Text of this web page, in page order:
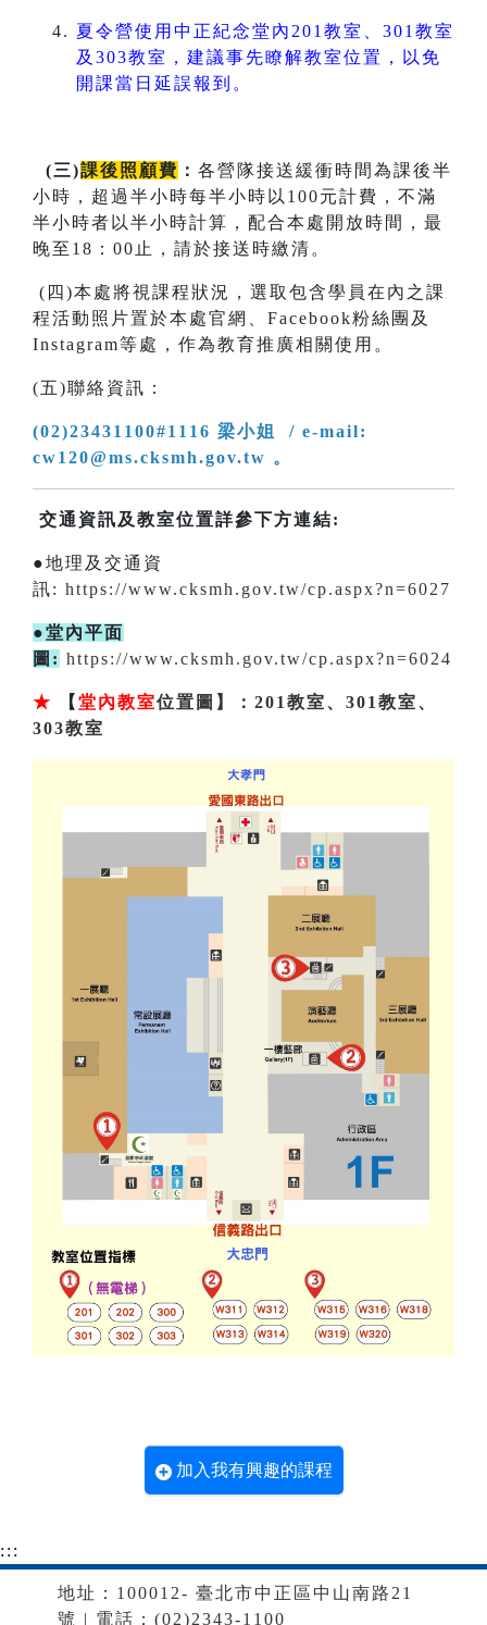
夏令營使用中正紀念堂內201教室、301教室
及303教室，建議事先瞭解教室位置，以免
開課當日延誤報到。
(三)課後照顧費 ： 各營隊接送緩衝時間為課後半
小時，超過半小時每半小時以100元計費，不滿
半小時者以半小時計算，配合本處開放時間，最
晚至18：00止，請於接送時繳清。
(四)本處將視課程狀況，選取包含學員在內之課
程活動照片置於本處官網、Facebook粉絲團及
Instagram等處，作為教育推廣相關使用。
(五)聯絡資訊：
(02)23431100#1116 梁小姐 / e-mail:
cw120@ms.cksmh.gov.tw 。
交通資訊及教室位置詳參下方連結:
●地理及交通資
訊: https://www.cksmh.gov.tw/cp.aspx?n=6027
●堂內平面
圖: https://www.cksmh.gov.tw/cp.aspx?n=6024
★ 【 堂內教室位置圖】：201教室、301教室、
303教室
加入我有興趣的課程
:::
地址：100012- 臺北市中正區中山南路21
號 | 電話：(02)2343-1100